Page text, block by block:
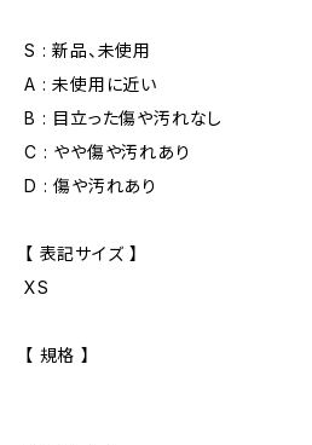
S : 新品、未使用
A : 未使用に近い
B : 目立った傷や汚れなし
C : やや傷や汚れあり
D : 傷や汚れあり
【 表記サイズ 】
XS
【 規格 】